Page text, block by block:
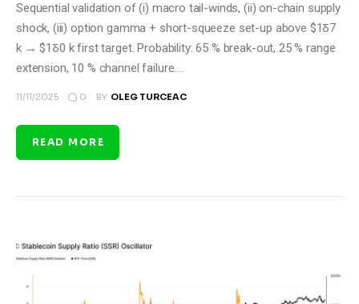
Sequential validation of (i) macro tail-winds, (ii) on-chain supply
shock, (iii) option gamma + short-squeeze set-up above $1Ᵹ7
k → $1Ᵹ0 k first target. Probability: 65 % break-out, 25 % range
extension, 10 % channel failure.…
11/11/2025 0 BY OLEG TURCEAC
READ MORE